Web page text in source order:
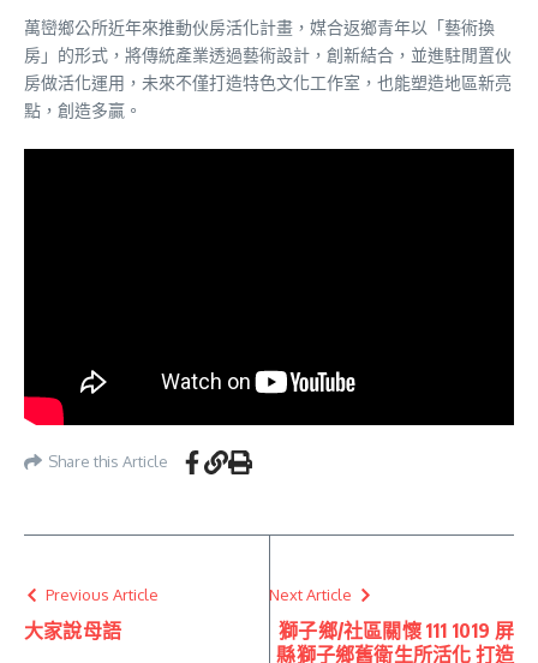
萬巒鄉公所近年來推動伙房活化計畫，媒合返鄉青年以「藝術換
房」的形式，將傳統產業透過藝術設計，創新結合，並進駐閒置伙
房做活化運用，未來不僅打造特色文化工作室，也能塑造地區新亮
點，創造多贏。
Share this Article
Previous Article
大家說母語
Next Article
獅子鄉/社區關懷 111 1019 屏
縣獅子鄉舊衛生所活化 打造